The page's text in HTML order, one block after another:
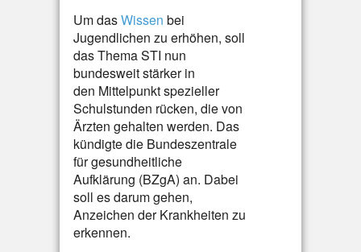
Um dasWissen bei
Jugendlichen zu erhöhen, soll
das Thema STI nun
bundesweit stärker in
den Mittelpunkt spezieller
Schulstunden rücken, die von
Ärzten gehalten werden. Das
kündigte die Bundeszentrale
für gesundheitliche
Aufklärung (BZgA) an. Dabei
soll es darum gehen,
Anzeichen der Krankheiten zu
erkennen.